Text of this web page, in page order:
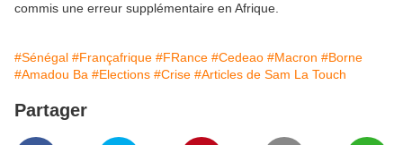
commis une erreur supplémentaire en Afrique.
#Sénégal #Françafrique #FRance #Cedeao #Macron #Borne
#Amadou Ba #Elections #Crise #Articles de Sam La Touch
Partager